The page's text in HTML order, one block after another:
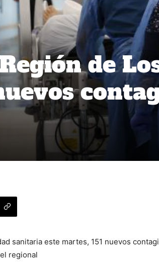
de
sanitaria este martes, 151 nuevos
regional